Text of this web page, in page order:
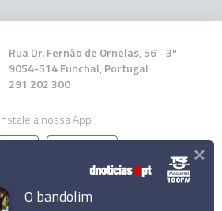
Rua Dr. Fernão de Ornelas, 56 - 3º
9054-514 Funchal, Portugal
291 202 300
Instale a nossa App
O bandolim
×